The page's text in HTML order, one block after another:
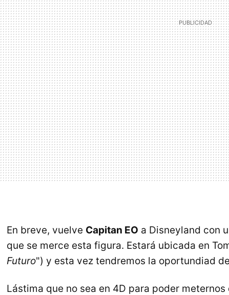
En breve, vuelve Capitan EO a Disneyland con
que se merce esta figura. Estará ubicada en
Futuro") y esta vez tendremos la oportundiad
Lástima que no sea en 4D para poder